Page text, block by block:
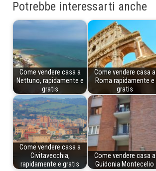
Potrebbe interessarti anche
Come vendere casa a
Nettuno, rapidamente e
gratis
Come vendere casa a
Roma rapidamente e
gratis
Come vendere casa a
Civitavecchia,
rapidamente e gratis
Come vendere casa a
Guidonia Montecelio